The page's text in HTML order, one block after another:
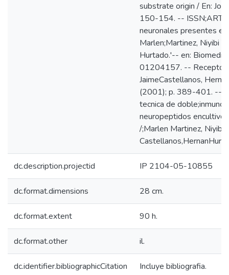
substrate origin / En:
150-154. --
neuronales presentes
Marlen;Martinez, Niyibi
Hurtado.'-- en:
01204157. --
JaimeCastellanos,
(2001); p. 389-401. --
tecnica de
neuropeptidos
/;Marlen Martinez, Niyibi
dc.description.projectid IP 2104-05-10855
dc.format.dimensions 28 cm.
dc.format.extent 90 h.
dc.format.other il.
dc.identifier.bibliographicCitation Incluye bibliografia.